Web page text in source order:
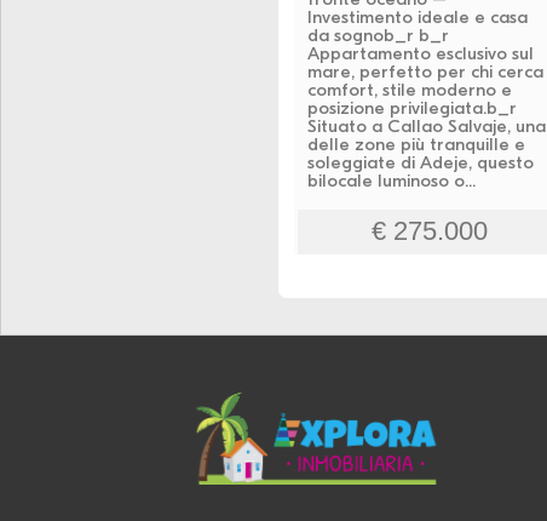
Investimento ideale e casa
da sognob_r b_r
Appartamento esclusivo sul
mare, perfetto per chi cerca
comfort, stile moderno e
posizione privilegiata.b_r
Situato a Callao Salvaje, una
delle zone più tranquille e
soleggiate di Adeje, questo
bilocale luminoso o...
€ 275.000